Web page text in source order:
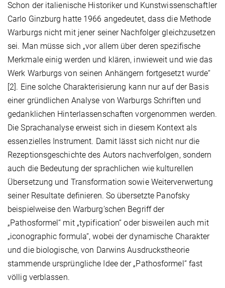
Schon der italienische Historiker und Kunstwissenschaftler
Carlo Ginzburg hatte 1966 angedeutet, dass die Methode
Warburgs nicht mit jener seiner Nachfolger gleichzusetzen
sei. Man müsse sich „vor allem über deren spezifische
Merkmale einig werden und klären, inwieweit und wie das
Werk Warburgs von seinen Anhängern fortgesetzt wurde“
[2]. Eine solche Charakterisierung kann nur auf der Basis
einer gründlichen Analyse von Warburgs Schriften und
gedanklichen Hinterlassenschaften vorgenommen werden.
Die Sprachanalyse erweist sich in diesem Kontext als
essenzielles Instrument. Damit lässt sich nicht nur die
Rezeptionsgeschichte des Autors nachverfolgen, sondern
auch die Bedeutung der sprachlichen wie kulturellen
Übersetzung und Transformation sowie Weiterverwertung
seiner Resultate definieren. So übersetzte Panofsky
beispielweise den Warburg’schen Begriff der
„Pathosformel“ mit „typification“ oder bisweilen auch mit
„iconographic formula“, wobei der dynamische Charakter
und die biologische, von Darwins Ausdruckstheorie
stammende ursprüngliche Idee der „Pathosformel“ fast
völlig verblassen.